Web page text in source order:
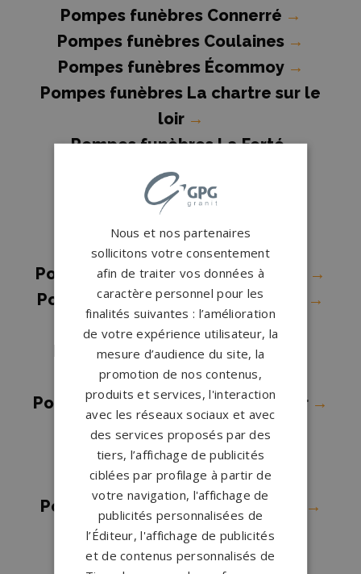
Pompes funèbres Connerré →
Pompes funèbres Coulaines →
Pompes funèbres Écommoy →
Pompes funèbres La chartre sur le
loir →
Pompes funèbres La Ferté-
Bernard
Pompes funèbres La Flèche
Sarthe→
Pompes funèbres Laigne en Belin
→
Pompes funèbres Le Grand-Lucé
→
Pompes funèbres Le Mans
Pompes funèbres Marolles-les-
Braults →
Pompes funèbres Montval sur Loir →
Pompes funèbres Noyen-sur-
Sarthe →
Pompes funèbres Ruaudin
Pompes funèbres Ruillé-sur-Loir
→
Pompes funèbres Sablé-sur-
Sarthe→
Nous et nos partenaires
sollicitons votre consentement
afin de traiter vos données à
caractère personnel pour les
finalités suivantes : l’amélioration
de votre expérience utilisateur, la
mesure d’audience du site, la
promotion de nos contenus,
produits et services, l'interaction
avec les réseaux sociaux et avec
des services proposés par des
tiers, l’affichage de publicités
ciblées par profilage à partir de
votre navigation, l'affichage de
publicités personnalisées de
l’Éditeur, l'affichage de publicités
et de contenus personnalisés de